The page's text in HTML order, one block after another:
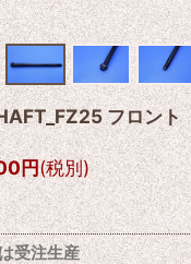
フロント
円(税別)
受注生産